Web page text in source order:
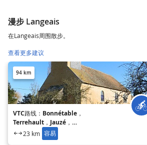
漫步 Langeais
在Langeais周围散步。
查看更多建议
94 km
VTC路线：Bonnétable，
Terrehault，Jauzé，
Courcemont，Beaufay，Briosne
lès Sables
23 km 容易